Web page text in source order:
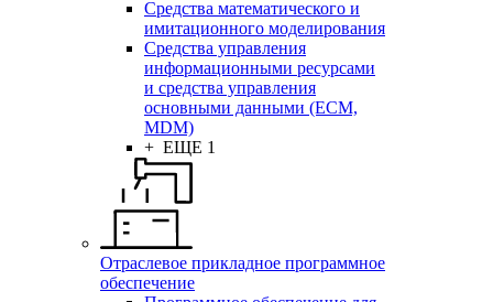
Средства математического и
имитационного моделирования
Средства управления
информационными ресурсами
и средства управления
основными данными (ECM,
MDM)
+ ЕЩЕ 1
Отраслевое прикладное программное
обеспечение